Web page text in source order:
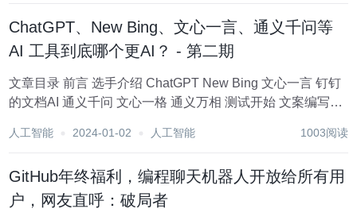
ChatGPT、New Bing、文心一言、通义千问等
AI 工具到底哪个更AI？ - 第二期
文章目录 前言 选手介绍 ChatGPT New Bing 文心一言 钉钉
的文档AI 通义千问 文心一格 通义万相 测试开始 文案编写
解读 ChatGPT...
人工智能 2024-01-02 人工智能 1003阅读
GitHub年终福利，编程聊天机器人开放给所有用
户，网友直呼：破局者